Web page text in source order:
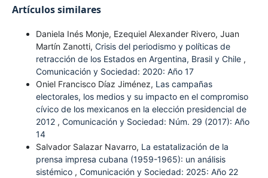
Artículos similares
Daniela Inés Monje, Ezequiel Alexander Rivero, Juan
Martín Zanotti, Crisis del periodismo y políticas de
retracción de los Estados en Argentina, Brasil y Chile ,
Comunicación y Sociedad: 2020: Año 17
Oniel Francisco Díaz Jiménez, Las campañas
electorales, los medios y su impacto en el compromiso
cívico de los mexicanos en la elección presidencial de
2012 , Comunicación y Sociedad: Núm. 29 (2017): Año
14
Salvador Salazar Navarro, La estatalización de la
prensa impresa cubana (1959-1965): un análisis
sistémico , Comunicación y Sociedad: 2025: Año 22